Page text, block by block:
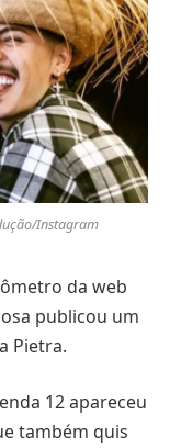
Instagram
da web
publicou um
Pietra.
12 apareceu
também quis